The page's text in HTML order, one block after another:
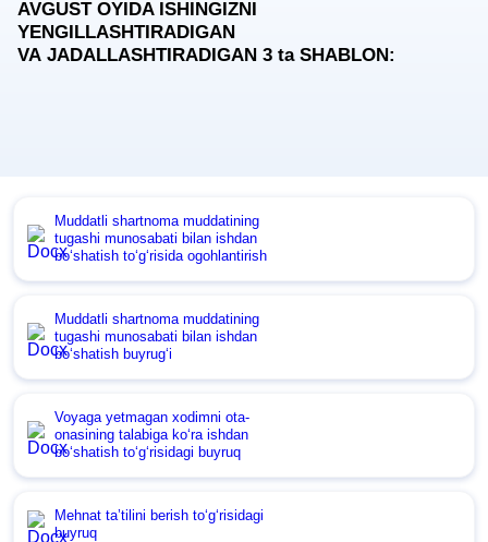
AVGUST OYIDA ISHINGIZNI
YENGILLASHTIRADIGAN
VA JADALLASHTIRADIGAN 3 taSHABLON:
Muddatli shartnoma muddatining
tugashi munosabati bilan ishdan
boʻshatish toʻgʻrisida ogohlantirish
Muddatli shartnoma muddatining
tugashi munosabati bilan ishdan
boʻshatish buyrugʻi
Voyaga yetmagan хodimni ota-
onasining talabiga koʻra ishdan
boʻshatish toʻgʻrisidagi buyruq
Mehnat ta’tilini berish toʻgʻrisidagi
buyruq